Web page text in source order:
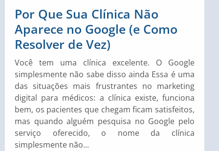
Por Que Sua Clínica Não
Aparece no Google (e Como
Resolver de Vez)
Você tem uma clínica excelente. O Google
simplesmente não sabe disso ainda Essa é uma
das situações mais frustrantes no marketing
digital para médicos: a clínica existe, funciona
bem, os pacientes que chegam ficam satisfeitos,
mas quando alguém pesquisa no Google pelo
serviço oferecido, o nome da clínica
simplesmente não...